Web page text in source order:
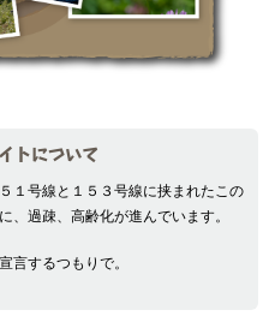
トについて
１号線と１５３号線に挟まれたこの
、過疎、高齢化が進んでいます。
言するつもりで。